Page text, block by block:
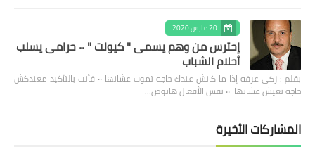
20 مارس 2020
إحترس من وهم يسمى " كيونت " ٠٠ حرامى يسلب
أحلام الشباب
بقلم : زكى عرفه ‎إذا ما كانش عندك حاجه تموت عشانها ٠٠ فأنت بالتأكيد معندكش
حاجه تعيش عشانها ٠٠ نفس الأفعال هاتوص…
المشاركات الأخيرة